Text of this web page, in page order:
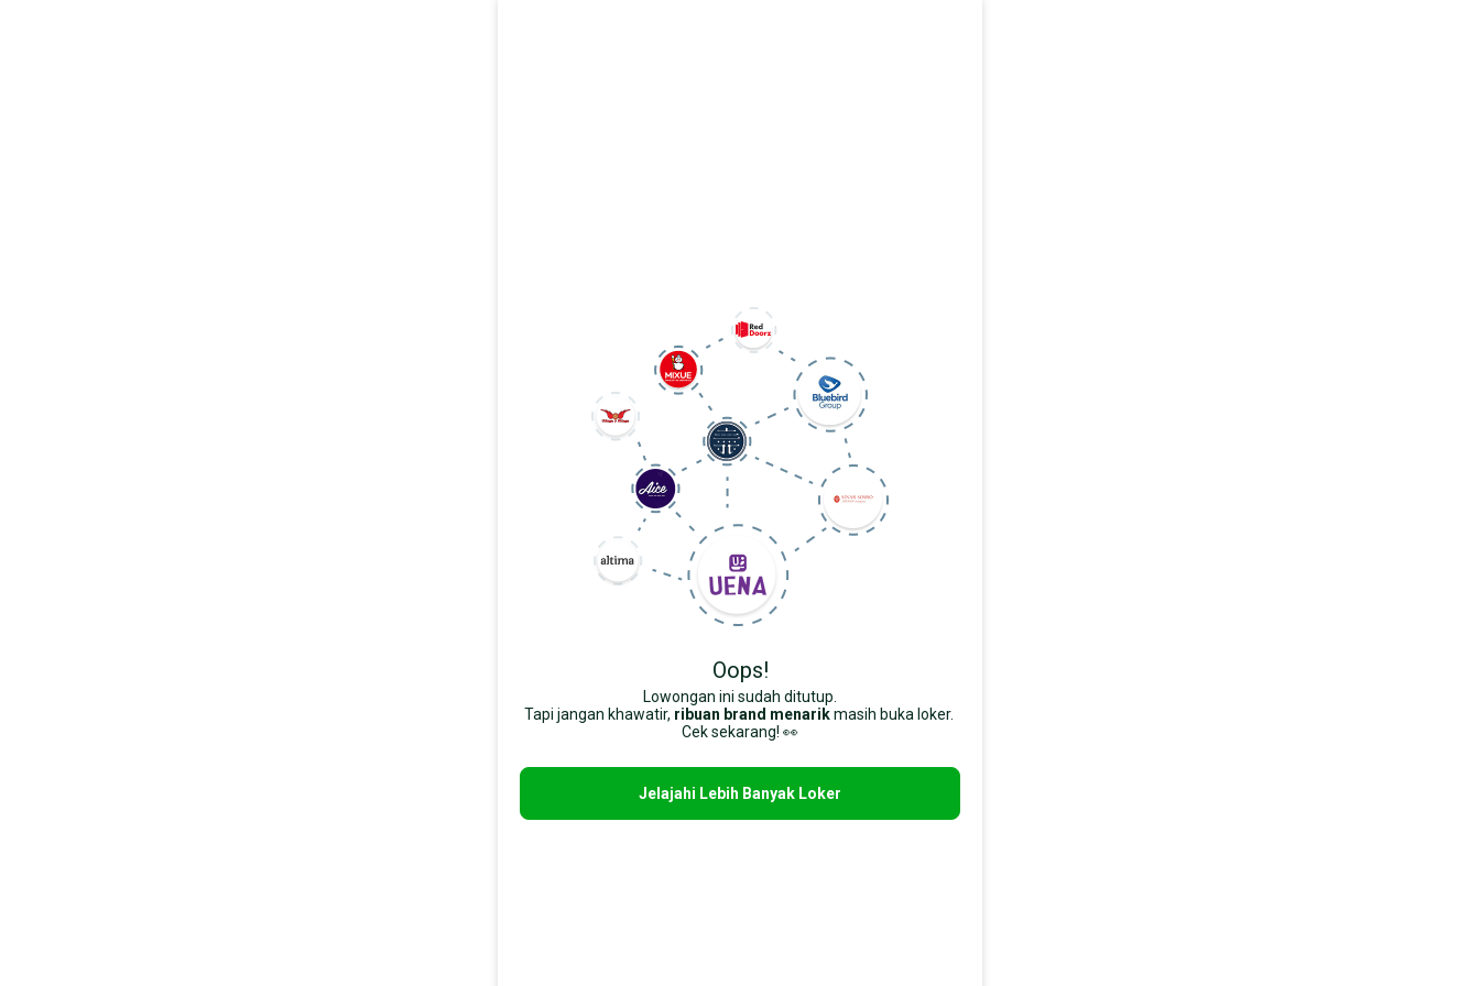
Oops!
Lowongan ini sudah ditutup.
Tapi jangan khawatir, ribuan brand menarik masih buka loker.
Cek sekarang! 👀
Jelajahi Lebih Banyak Loker